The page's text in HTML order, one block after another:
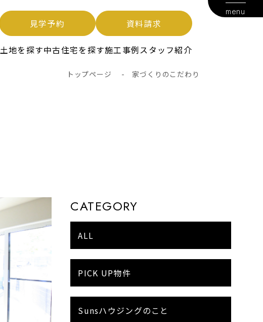
見学予約 資料請求
土地を探す中古住宅を探す施工事例スタッフ紹介
menu
トップページ -家づくりのこだわり
CATEGORY
ALL
PICK UP物件
Sunsハウジングのこと